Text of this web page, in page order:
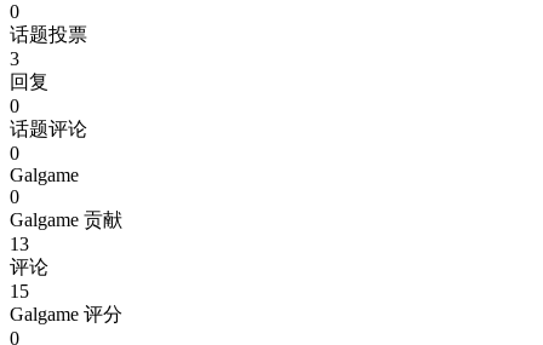
0
话题投票
3
回复
0
话题评论
0
Galgame
0
Galgame 贡献
13
评论
15
Galgame 评分
0